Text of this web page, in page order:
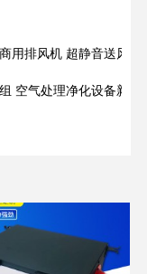
用排风机 超静音送风机
空气处理净化设备新风